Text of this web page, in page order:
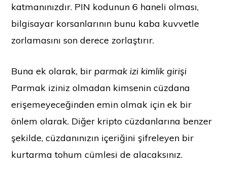
katmanınızdır. PIN kodunun 6 haneli olması,
bilgisayar korsanlarının bunu kaba kuvvetle
zorlamasını son derece zorlaştırır.
Buna ek olarak, bir parmak izi kimlik girişi
Parmak iziniz olmadan kimsenin cüzdana
erişemeyeceğinden emin olmak için ek bir
önlem olarak. Diğer kripto cüzdanlarına benzer
şekilde, cüzdanınızın içeriğini şifreleyen bir
kurtarma tohum cümlesi de alacaksınız.